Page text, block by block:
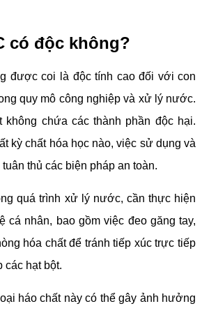
có độc không?
được coi là độc tính cao đối với con
quy mô công nghiệp và xử lý nước.
chứa các thành phần độc hại.
kỳ chất hóa học nào, việc sử dụng và
thủ các biện pháp an toàn.
quá trình xử lý nước, cần thực hiện
cá nhân, bao gồm việc đeo găng tay,
hóa chất để tránh tiếp xúc trực tiếp
các hạt bột.
háo chất này có thể gây ảnh hưởng